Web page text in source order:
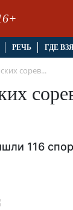
РЕЧЬ ГДЕ
сорев...
116